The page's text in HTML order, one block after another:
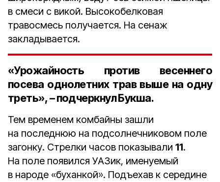
в смеси с викой. Высокобелковая
травосмесь получается. На сенаж
закладывается.
«Урожайность против весеннего
посева однолетних трав выше на одну
треть», – подчеркнул Букша.
Тем временем комбайны зашли
на последнюю на подсолнечниковом поле
загонку. Стрелки часов показывали 11.
На поле появился УАЗик, именуемый
в народе «буханкой». Подъехав к середине